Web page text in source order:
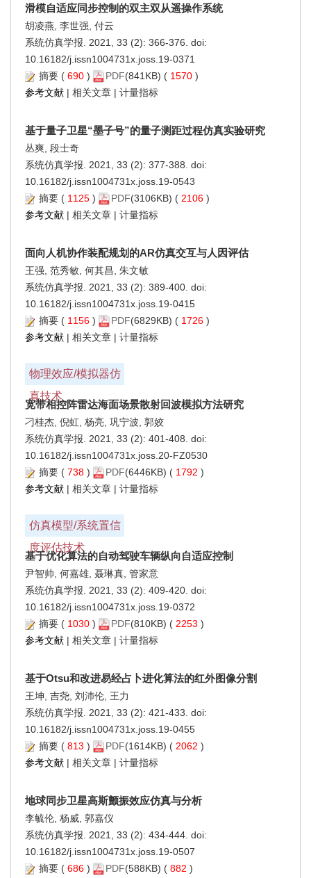
滑模自适应同步控制的双主双从遥操作系统
胡凌燕, 李世强, 付云
系统仿真学报. 2021, 33 (2): 366-376. doi:
10.16182/j.issn1004731x.joss.19-0371
摘要 ( 690 ) PDF(841KB) ( 1570 )
参考文献 | 相关文章 | 计量指标
基于量子卫星“墨子号”的量子测距过程仿真实验研究
丛爽, 段士奇
系统仿真学报. 2021, 33 (2): 377-388. doi:
10.16182/j.issn1004731x.joss.19-0543
摘要 ( 1125 ) PDF(3106KB) ( 2106 )
参考文献 | 相关文章 | 计量指标
面向人机协作装配规划的AR仿真交互与人因评估
王强, 范秀敏, 何其昌, 朱文敏
系统仿真学报. 2021, 33 (2): 389-400. doi:
10.16182/j.issn1004731x.joss.19-0415
摘要 ( 1156 ) PDF(6829KB) ( 1726 )
参考文献 | 相关文章 | 计量指标
物理效应/模拟器仿
真技术
宽带相控阵雷达海面场景散射回波模拟方法研究
刁桂杰, 倪虹, 杨亮, 巩宁波, 郭姣
系统仿真学报. 2021, 33 (2): 401-408. doi:
10.16182/j.issn1004731x.joss.20-FZ0530
摘要 ( 738 ) PDF(6446KB) ( 1792 )
参考文献 | 相关文章 | 计量指标
仿真模型/系统置信
度评估技术
基于优化算法的自动驾驶车辆纵向自适应控制
尹智帅, 何嘉雄, 聂琳真, 管家意
系统仿真学报. 2021, 33 (2): 409-420. doi:
10.16182/j.issn1004731x.joss.19-0372
摘要 ( 1030 ) PDF(810KB) ( 2253 )
参考文献 | 相关文章 | 计量指标
基于Otsu和改进易经占卜进化算法的红外图像分割
王坤, 吉尧, 刘沛伦, 王力
系统仿真学报. 2021, 33 (2): 421-433. doi:
10.16182/j.issn1004731x.joss.19-0455
摘要 ( 813 ) PDF(1614KB) ( 2062 )
参考文献 | 相关文章 | 计量指标
地球同步卫星高斯颤振效应仿真与分析
李毓伦, 杨威, 郭嘉仪
系统仿真学报. 2021, 33 (2): 434-444. doi:
10.16182/j.issn1004731x.joss.19-0507
摘要 ( 686 ) PDF(588KB) ( 882 )